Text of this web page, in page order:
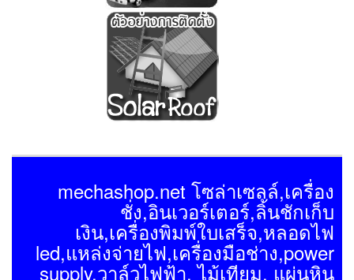
mechashop.net โซล่าเซลล์,เครื่อง
ชั่ง,อินเวอร์เตอร์,ลิ้นชักเก็บ
เงิน,เครื่องพิมพ์ใบเสร็จ,หลอดไฟ
led,แหล่งจ่ายไฟ,เครื่องมือช่าง,power
supply,วาล์วไฟฟ้า, ไม้เทียม, แผ่นหิน